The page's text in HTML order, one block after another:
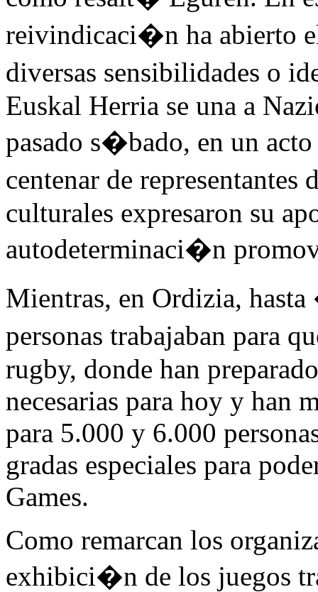
reivindicaci�n ha abierto
diversas sensibilidades o
Euskal Herria se una a
pasado s�bado, en un
centenar de
culturales expresaron su
autodeterminaci�n
Mientras, en Ordizia,
personas trabajaban para
rugby, donde han
necesarias para hoy y han
para 5.000 y 6.000
gradas especiales para
Games.
Como remarcan los
exhibici�n de los juegos